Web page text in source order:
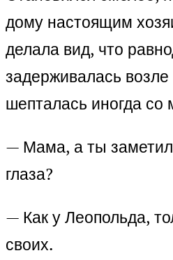
дому настоящим
делала вид, что
задерживалась
шепталась иногда со
— Мама, а ты
глаза?
— Как у Леопольда,
своих.